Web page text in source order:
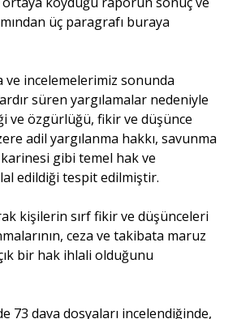
üç paragrafı buraya
ve incelemelerimiz sonunda
süren yargılamalar nedeniyle
ve özgürlüğü, fikir ve düşünce
adil yargılanma hakkı, savunma
gibi temel hak ve
edildiği tespit edilmiştir.
kişilerin sırf fikir ve düşünceleri
ceza ve takibata maruz
bir hak ihlali olduğunu
73 dava dosyaları incelendiğinde,